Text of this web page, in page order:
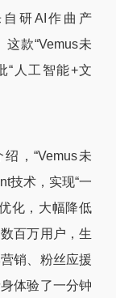
自研AI作曲产
款“Vemus未
“人工智能+文
，“Vemus未
技术，实现“一
化，大幅降低
百万用户，生
销、粉丝应援
体验了一分钟